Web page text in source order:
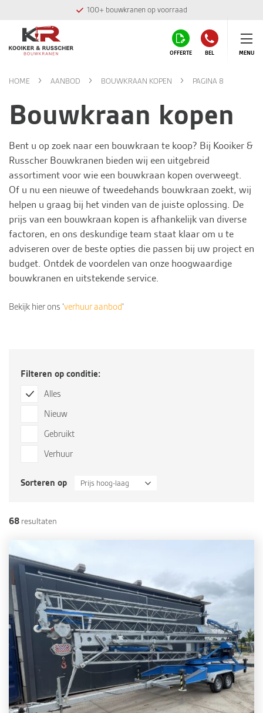
100+ bouwkranen op voorraad
OFFERTE BEL MENU
HOME AANBOD BOUWKRAAN KOPEN PAGINA 8
Bouwkraan kopen
Bent u op zoek naar een bouwkraan te koop? Bij Kooiker &
Russcher Bouwkranen bieden wij een uitgebreid
assortiment voor wie een bouwkraan kopen overweegt.
Of u nu een nieuwe of tweedehands bouwkraan zoekt, wij
helpen u graag bij het vinden van de juiste oplossing. De
prijs van een bouwkraan kopen is afhankelijk van diverse
factoren, en ons deskundige team staat klaar om u te
adviseren over de beste opties die passen bij uw project en
budget. Ontdek de voordelen van onze hoogwaardige
bouwkranen en uitstekendeservice.
Bekijk hier ons ‘verhuur aanbod‘
Filteren op conditie:
Alles
Nieuw
Gebruikt
Verhuur
Sorteren op Prijs hoog-laag
68 resultaten